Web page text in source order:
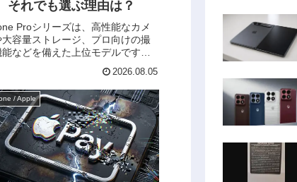
れでも選ぶ理由は？
Proシリーズは、高性能なカメ
大容量ストレージ、プロ向けの撮
などを備えた上位モデルです。
し、実際のユーザーはこうした機
どこまで活用しているのでしょう
株式会社イードが運営するメディ
LiPro（インターネ...
2026.08.05
/ Apple